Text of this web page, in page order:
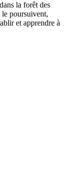
la forêt des
le poursuivent,
et apprendre à